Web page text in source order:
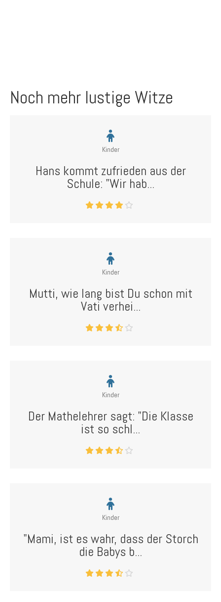
Noch mehr lustige Witze
Kinder
Hans kommt zufrieden aus der
Schule: "Wir hab...
Kinder
Mutti, wie lang bist Du schon mit
Vati verhei...
Kinder
Der Mathelehrer sagt: "Die Klasse
ist so schl...
Kinder
"Mami, ist es wahr, dass der Storch
die Babys b...